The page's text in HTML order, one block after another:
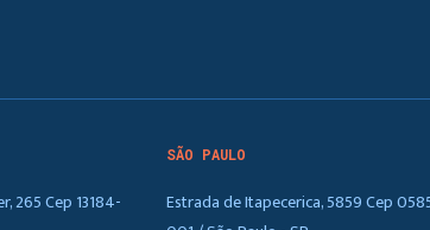
265 Cep 13184-
SÃO PAULO
Estrada de Itapecerica, 5859 Cep